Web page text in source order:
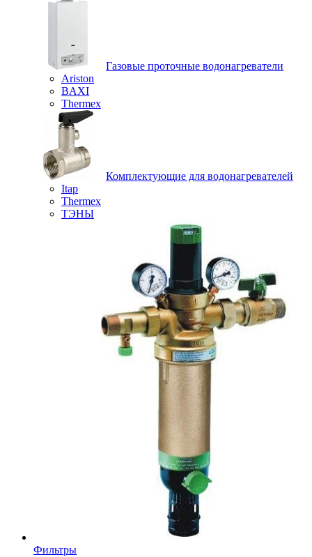
Газовые проточные водонагреватели
Ariston
BAXI
Thermex
Комплектующие для водонагревателей
Itap
Thermex
ТЭНЫ
Фильтры